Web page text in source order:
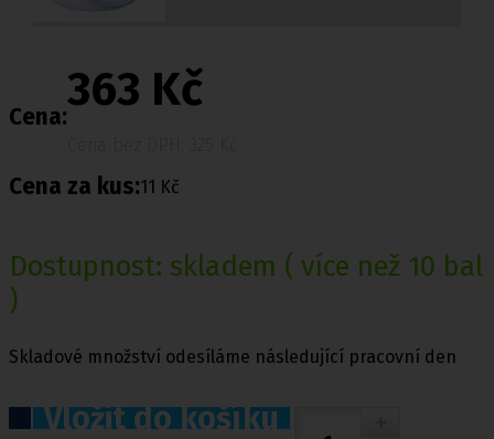
Cena:
363 Kč
Cena za kus:11 Kč
Dostupnost: skladem ( více než 10 bal
)
Skladové množství odesíláme následující pracovní den
Vložit do košíku